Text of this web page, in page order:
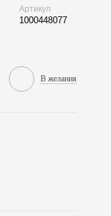
Артикул
1000448077
В желания